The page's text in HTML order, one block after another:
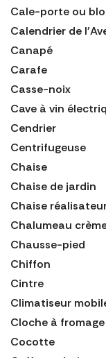
Cale-porte ou
Calendrier de
Canapé
Carafe
Casse-noix
Cave à vin
Cendrier
Centrifugeuse
Chaise
Chaise de jardin
Chaise
Chalumeau
Chausse-pied
Chiffon
Cintre
Climatiseur
Cloche à fromage
Cocotte